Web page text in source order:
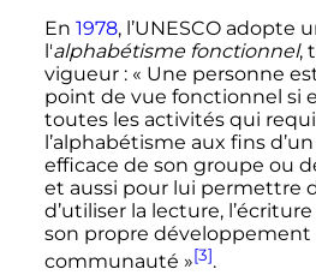
En 1978, l’UNESCO adopte
l'alphabétisme fonctionnel,
vigueur : « Une personne
point de vue fonctionnel si
toutes les activités qui
l’alphabétisme aux fins
efficace de son groupe ou
et aussi pour lui permettre
d’utiliser la lecture,
son propre développement
communauté »[3].